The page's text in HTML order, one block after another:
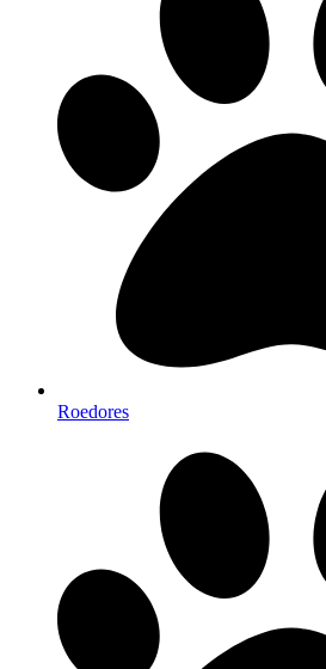
Roedores